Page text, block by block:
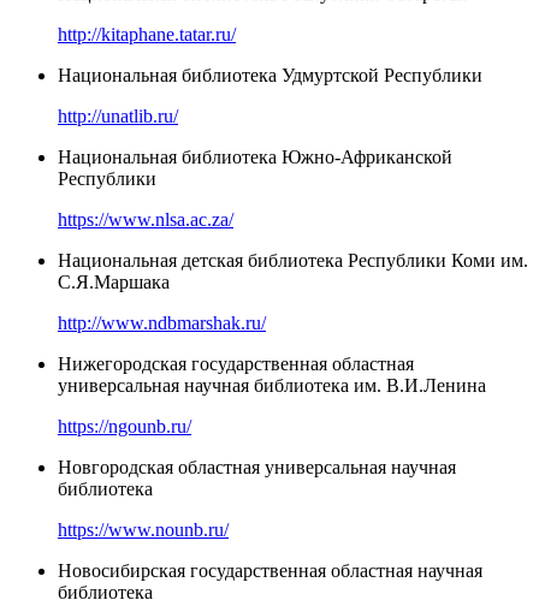
http://kitaphane.tatar.ru/
Национальная библиотека Удмуртской Республики
http://unatlib.ru/
Национальная библиотека Южно-Африканской
Республики
https://www.nlsa.ac.za/
Национальная детская библиотека Республики Коми им.
С.Я.Маршака
http://www.ndbmarshak.ru/
Нижегородская государственная областная
универсальная научная библиотека им. В.И.Ленина
https://ngounb.ru/
Новгородская областная универсальная научная
библиотека
https://www.nounb.ru/
Новосибирская государственная областная научная
библиотека